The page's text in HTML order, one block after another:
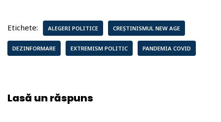
Etichete: ALEGERI POLITICE CREȘTINISMUL NEW AGE
DEZINFORMARE EXTREMISM POLITIC PANDEMIA COVID
Lasă un răspuns